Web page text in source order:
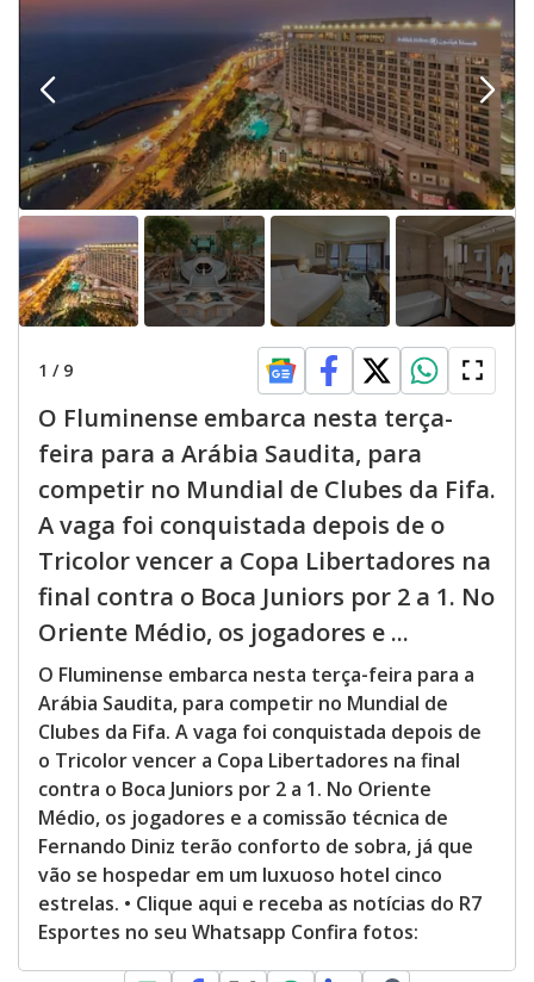
1 / 9
O Fluminense embarca nesta terça-
feira para a Arábia Saudita, para
competir no Mundial de Clubes da Fifa.
A vaga foi conquistada depois de o
Tricolor vencer a Copa Libertadores na
final contra o Boca Juniors por 2 a 1. No
Oriente Médio, os jogadores e ...
O Fluminense embarca nesta terça-feira para a
Arábia Saudita, para competir no Mundial de
Clubes da Fifa. A vaga foi conquistada depois de
o Tricolor vencer a Copa Libertadores na final
contra o Boca Juniors por 2 a 1. No Oriente
Médio, os jogadores e a comissão técnica de
Fernando Diniz terão conforto de sobra, já que
vão se hospedar em um luxuoso hotel cinco
estrelas. • Clique aqui e receba as notícias do R7
Esportes no seu Whatsapp Confira fotos: